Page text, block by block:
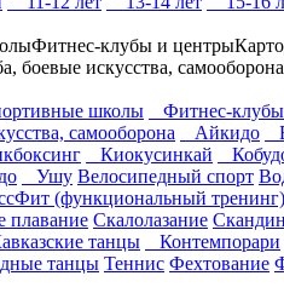
Фитнес-клубы и центры
боевые искусства, самооборона
школы Фитнес-
самооборона Айкидо
Киокусинкай
Ушу Велосипедный спорт
(функциональный тренинг)
плавание Скалолазание
танцы Контемпорари
танцы Теннис Фехтование